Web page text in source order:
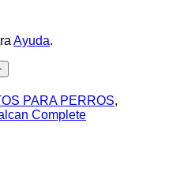
Ayuda.
PARA PERROS,
Complete